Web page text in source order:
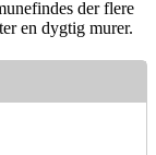
der flere
en dygtig murer.